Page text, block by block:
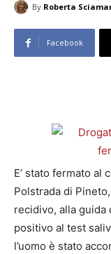
By Roberta
Facebook
E’ stato fermato al
Polstrada di
recidivo, alla guida
positivo al test
l’uomo è stato